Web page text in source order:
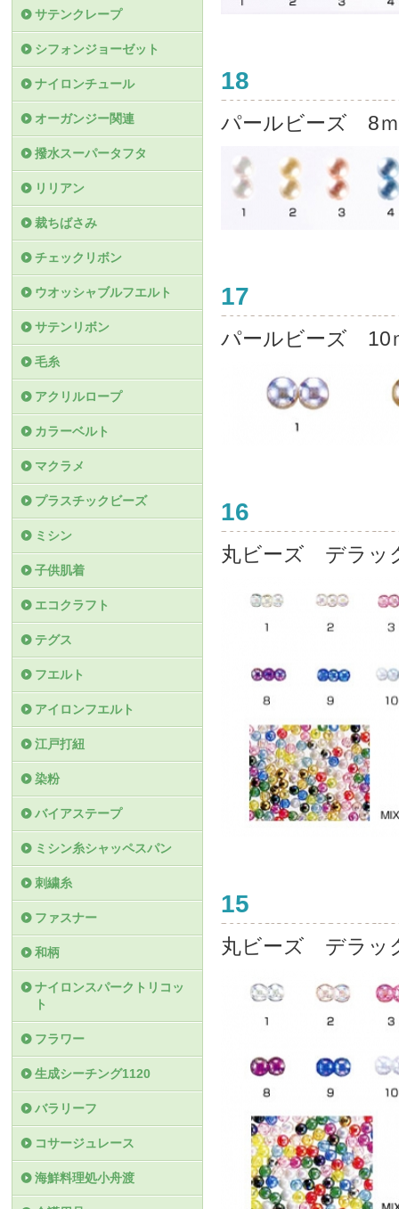
18
パールビーズ 8
17
パールビーズ 10
16
丸ビーズ デラ
15
丸ビーズ デラ
サテンクレープ
シフォンジョーゼット
ナイロンチュール
オーガンジー関連
撥水スーパータフタ
リリアン
裁ちばさみ
チェックリボン
ウオッシャブルフエルト
サテンリボン
毛糸
アクリルロープ
カラーベルト
マクラメ
プラスチックビーズ
ミシン
子供肌着
エコクラフト
テグス
フエルト
アイロンフエルト
江戸打紐
染粉
バイアステープ
ミシン糸シャッペスパン
刺繍糸
ファスナー
和柄
ナイロンスパークトリコッ
ト
フラワー
生成シーチング1120
バラリーフ
コサージュレース
海鮮料理処小舟渡